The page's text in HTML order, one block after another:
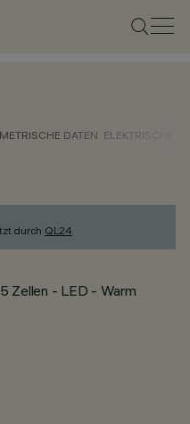
DATEN ELEKTRISCHE
durch QL24.
Zellen - LED - Warm